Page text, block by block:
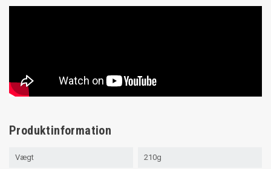
Produktinformation
Vægt 210g